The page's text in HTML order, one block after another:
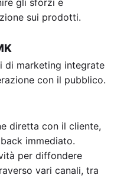
sui prodotti.
di marketing integrate
con il pubblico.
diretta con il cliente,
immediato.
per diffondere
vari canali, tra